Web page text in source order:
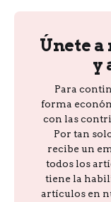
Únete
y
Para
forma
con las
Por tan
recibe un
todos los
tiene la
artículos en